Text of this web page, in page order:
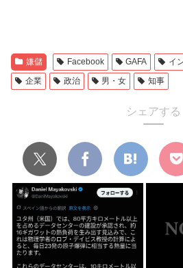
嫌儲 Facebook GAFA イ
企業
政治 男・女 知事
シェアする